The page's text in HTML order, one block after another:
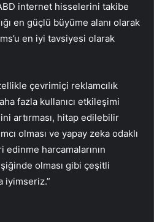
internet hisselerini takibe
en güçlü büyüme alanı olarak
’u en iyi tavsiyesi olarak
çevrimiçi reklamcılık
fazla kullanıcı etkileşimi
artırması, hitap edilebilir
olması ve yapay zeka odaklı
harcamalarının
olması gibi çeşitli
iyimseriz.”